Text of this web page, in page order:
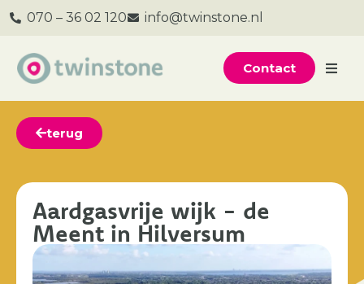
070 – 36 02 120 info@twinstone.nl
Contact
terug
Aardgasvrije wijk - de
Meent in Hilversum